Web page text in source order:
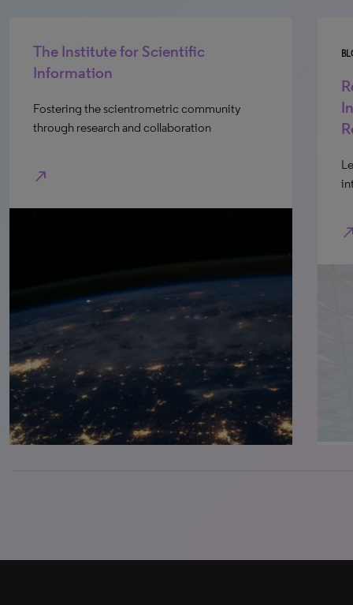
The Institute for Scientific
Information
Fostering the scientrometric community
through research and collaboration
north_east